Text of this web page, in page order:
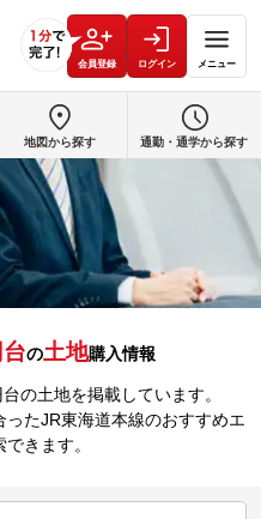
会員登録 ログイン メニュー
の土地購入情報
の土地を掲載しています。
たJR東海道本線のおすすめエ
きます。
地図から探す 通勤・通学から探す